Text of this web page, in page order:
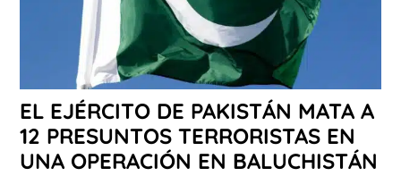
EL EJÉRCITO DE PAKISTÁN MATA A
12 PRESUNTOS TERRORISTAS EN
UNA OPERACIÓN EN BALUCHISTÁN